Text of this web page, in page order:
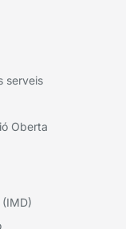
serveis
Oberta